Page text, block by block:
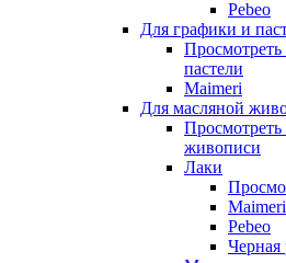
Pebeo
Для графики и
пастели
Maimeri
Для масляной
живописи
Лаки
Maimeri
Pebeo
Черная